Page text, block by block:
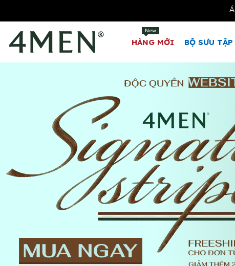
HÀNG MỚI
New
BỘ SƯU TẬP